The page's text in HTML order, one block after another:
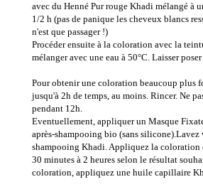
avec du Henné Pur rouge Khadi mélangé à
1/2 h (pas de panique les cheveux blancs
n'est que passager !)
Procéder ensuite à la coloration avec la
mélanger avec une eau à 50°C. Laisser
Pour obtenir une coloration beaucoup plus
jusqu'à 2h de temps, au moins. Rincer. Ne
pendant 12h.
Eventuellement, appliquer un Masque
après-shampooing bio (sans silicone).Lavez
shampooing Khadi. Appliquez la coloration
30 minutes à 2 heures selon le résultat
coloration, appliquez une huile capillaire